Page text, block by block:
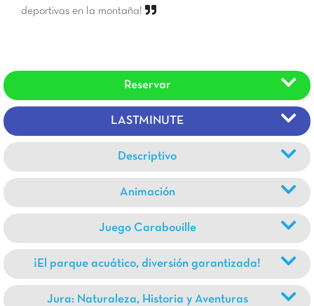
deportivas en la montaña!
Reservar
LASTMINUTE
Descriptivo
Animación
Juego Carabouille
¡El parque acuático, diversión garantizada!
Jura: Naturaleza, Historia y Aventuras